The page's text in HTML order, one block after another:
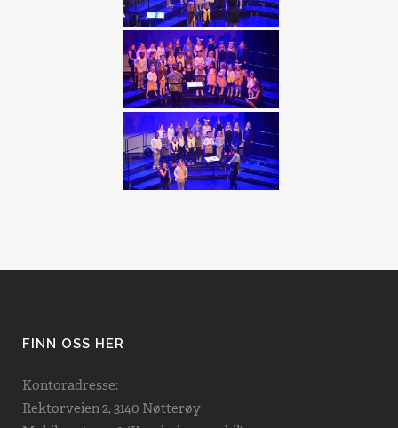
FINN OSS HER
Kontoradresse:
Rektorveien 2, 3140 Nøtterøy